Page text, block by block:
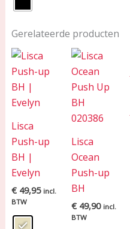
Gerelateerde producten
Lisca
Push-up
BH |
Evelyn
€49,95 incl.
BTW
Lisca
Ocean
Push-up
BH
€49,90 incl.
BTW